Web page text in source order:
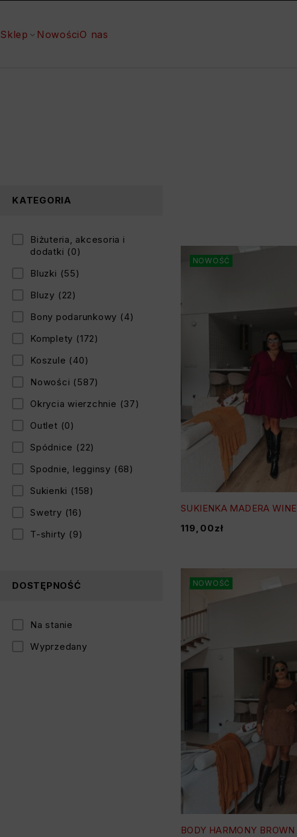
Sklep NowościO nas
KATEGORIA
Biżuteria, akcesoria i
dodatki (0)
Bluzki (55)
Bluzy (22)
Bony podarunkowy (4)
Komplety (172)
Koszule (40)
Nowości (587)
Okrycia wierzchnie (37)
Outlet (0)
Spódnice (22)
Spodnie, legginsy (68)
Sukienki (158)
Swetry (16)
T-shirty (9)
DOSTĘPNOŚĆ
Na stanie
Wyprzedany
NOWOŚĆ
SUKIENKA MADERA WINE
119,00zł
NOWOŚĆ
BODY HARMONY BROWN